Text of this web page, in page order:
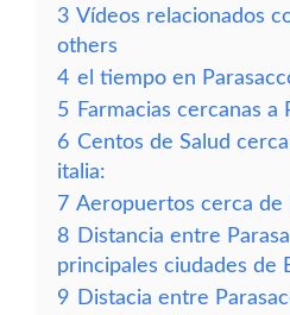
3 Vídeos relacionados
others
4 el tiempo en
5 Farmacias cercanas a
6 Centos de Salud
italia:
7 Aeropuertos cerca de
8 Distancia entre
principales ciudades de
9 Distacia entre